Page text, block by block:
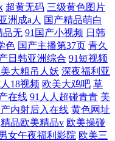
超黄无码 三级黄色图片
洲成a人 国产精品萌白
品无 91国产小视频 日韩
色 国产主播第37页 青久
日韩亚洲综合 91短视频
大粗吊人妖 深夜福利亚
18视频 欧美大鸡吧 草
在线 91人人超碰青青 美
内射后入在线 黄色网址
精品欧美精品v 欧美操碰
女午夜福利影院 欧美三